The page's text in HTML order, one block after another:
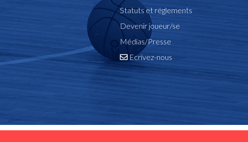
Statuts et réglements
Devenir joueur/se
Médias/Presse
Ecrivez-nous